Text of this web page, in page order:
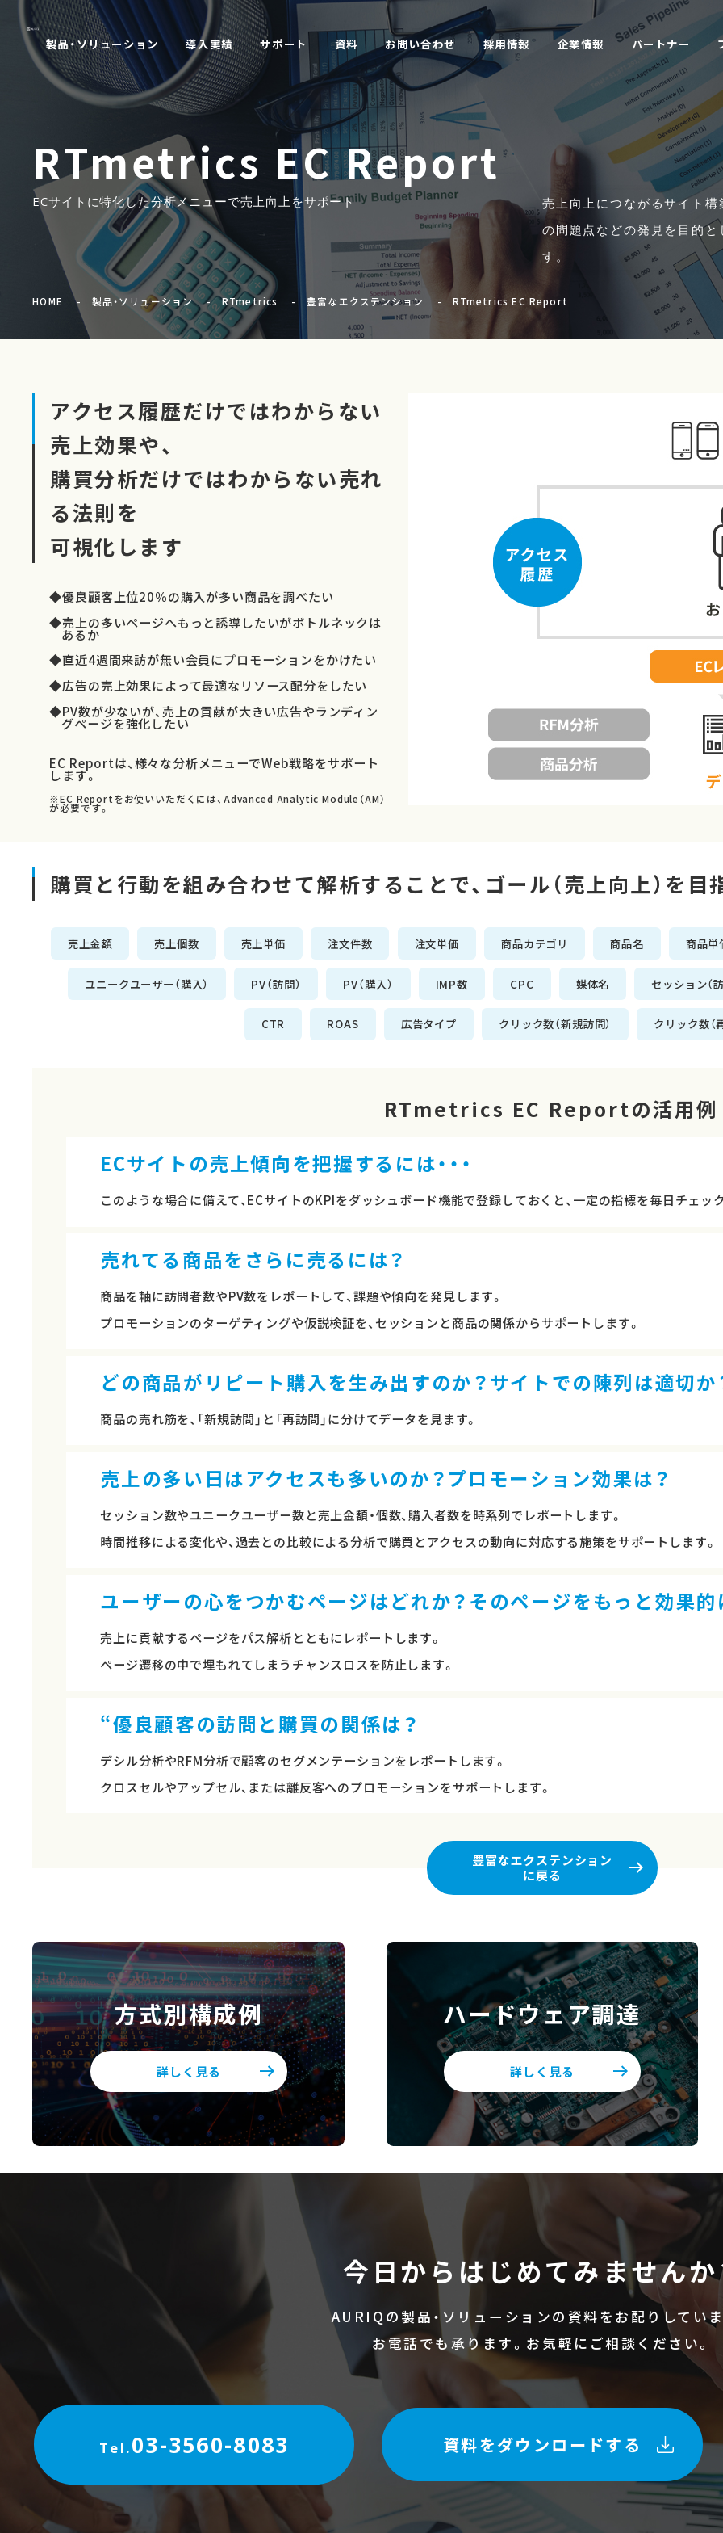
製品・ソリューション 導入実績 サポート 資料 お問い合わせ 採用情報 企業情報 パートナー
RTmetrics EC Report
ECサイトに特化した分析メニューで売上向上をサポート
売上向上につながるサイト
の問題点などの発見を目的
す。
HOME 製品・ソリューション RTmetrics 豊富なエクステンション RTmetrics EC Report
アクセス履歴だけではわからない
売上効果や、
購買分析だけではわからない売れ
る法則を
可視化します
◆優良顧客上位20％の購入が多い商品を調べたい
◆売上の多いページへもっと誘導したいがボトルネックは
あるか
◆直近4週間来訪が無い会員にプロモーションをかけたい
◆広告の売上効果によって最適なリソース配分をしたい
◆PV数が少ないが、売上の貢献が大きい広告やランディン
グページを強化したい
EC Reportは、様々な分析メニューでWeb戦略をサポート
します。
※EC Reportをお使いいただくには、Advanced Analytic Module（AM）
が必要です。
購買と行動を組み合わせて解析することで、 ゴール（売上向上）を目
売上金額 売上個数 売上単価 注文件数 注文単価 商品カテゴリ 商品名 商品単
ユニークユーザー（購入） PV（訪問） PV（購入） IMP数 CPC 媒体名 セッション（
CTR ROAS 広告タイプ クリック数（新規訪問） クリック数（
RTmetrics EC Reportの活用例
ECサイトの売上傾向を把握するには・・・
このような場合に備えて、ECサイトのKPIをダッシュボード機能で登録しておくと、一定の指標を毎日チェッ
売れてる商品をさらに売るには？
商品を軸に訪問者数やPV数をレポートして、課題や傾向を発見します。
プロモーションのターゲティングや仮説検証を、セッションと商品の関係からサポートします。
どの商品がリピート購入を生み出すのか？サイトでの陳列は適切か
商品の売れ筋を、「新規訪問」と「再訪問」に分けてデータを見ます。
売上の多い日はアクセスも多いのか？プロモーション効果は？
セッション数やユニークユーザー数と売上金額・個数、購入者数を時系列でレポートします。
時間推移による変化や、過去との比較による分析で購買とアクセスの動向に対応する施策をサポートします。
ユーザーの心をつかむページはどれか？そのページをもっと効果的
売上に貢献するページをパス解析とともにレポートします。
ページ遷移の中で埋もれてしまうチャンスロスを防止します。
“優良顧客の訪問と購買の関係は？
デシル分析やRFM分析で顧客のセグメンテーションをレポートします。
クロスセルやアップセル、または離反客へのプロモーションをサポートします。
豊富なエクステンション
に戻る
方式別構成例
詳しく見る
ハードウェア調達
詳しく見る
今日からはじめてみませんか
AURIQの製品・ソリューションの 資料をお配りしてい
お電話でも承ります。お気軽にご相談ください。
Tel.03-3560-8083 資料をダウンロードする